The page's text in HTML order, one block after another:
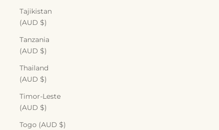
Tajikistan
(AUD $)
Tanzania
(AUD $)
Thailand
(AUD $)
Timor-Leste
(AUD $)
Togo (AUD $)